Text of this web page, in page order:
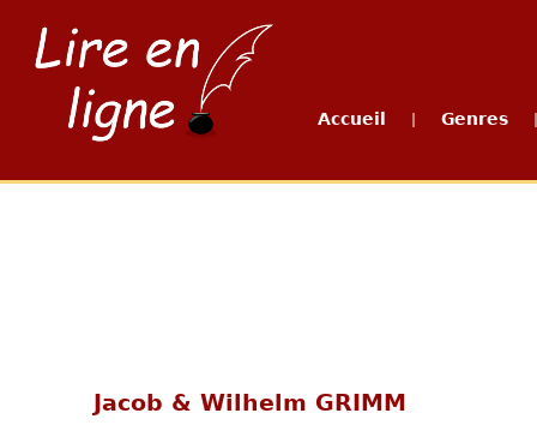
Accueil Genres
Jacob & Wilhelm GRIMM